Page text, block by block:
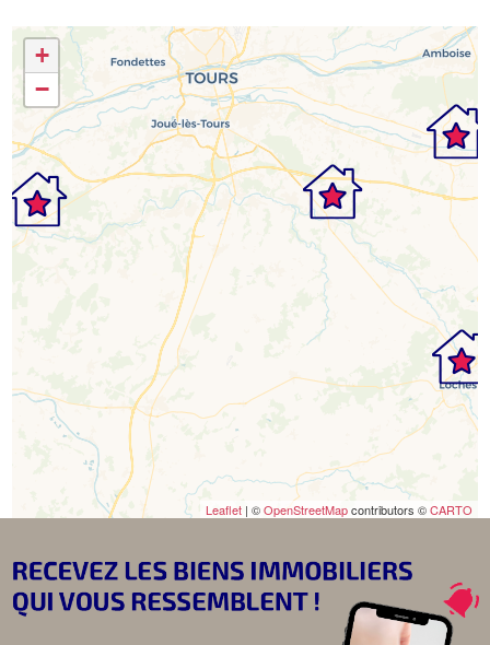
+
−
Leaflet| ©OpenStreetMapcontributors ©CARTO